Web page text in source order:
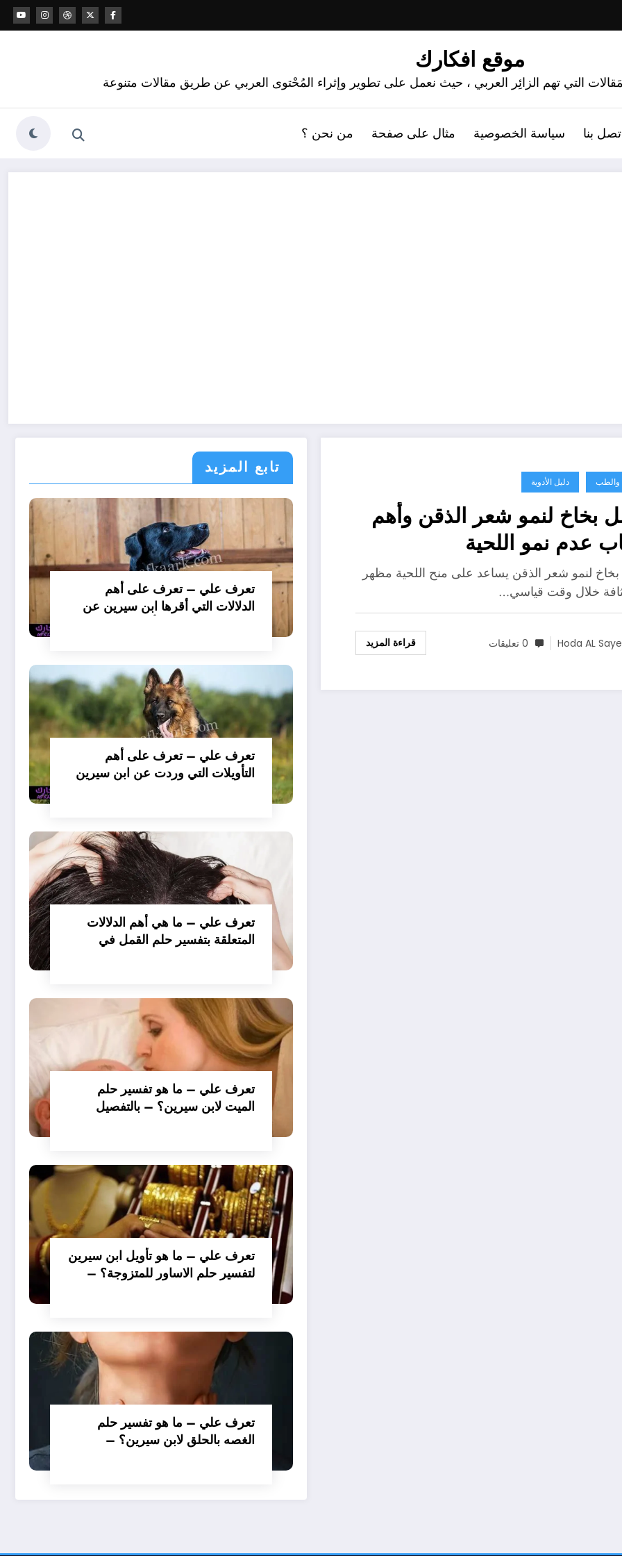
موقع افكارك
التي تهم الزائِر العربي ، حيث نعمل على تطوير وإثراء المُحْتوى العربي عن طريق مقالات متنوعة
بنا سياسة الخصوصية مثال على صفحة من نحن ؟
والطب دليل الأدوية
بخاخ لنمو شعر الذقن وأهم
عدم نمو اللحية
لنمو شعر الذقن يساعد على منح اللحية مظهر
خلال وقت قياسي…
Hoda AL 0 تعليقات قراءة المزيد
تابع المزيد
تعرف علي – تعرف على أهم
الدلالات التي أقرها ابن سيرين عن
تعرف علي – تعرف على أهم
التأويلات التي وردت عن ابن سيرين
تعرف علي – ما هي أهم الدلالات
المتعلقة بتفسير حلم القمل في
تعرف علي – ما هو تفسير حلم
الميت لابن سيرين؟ – بالتفصيل
تعرف علي – ما هو تأويل ابن سيرين
لتفسير حلم الاساور للمتزوجة؟ –
تعرف علي – ما هو تفسير حلم
الغصه بالحلق لابن سيرين؟ –